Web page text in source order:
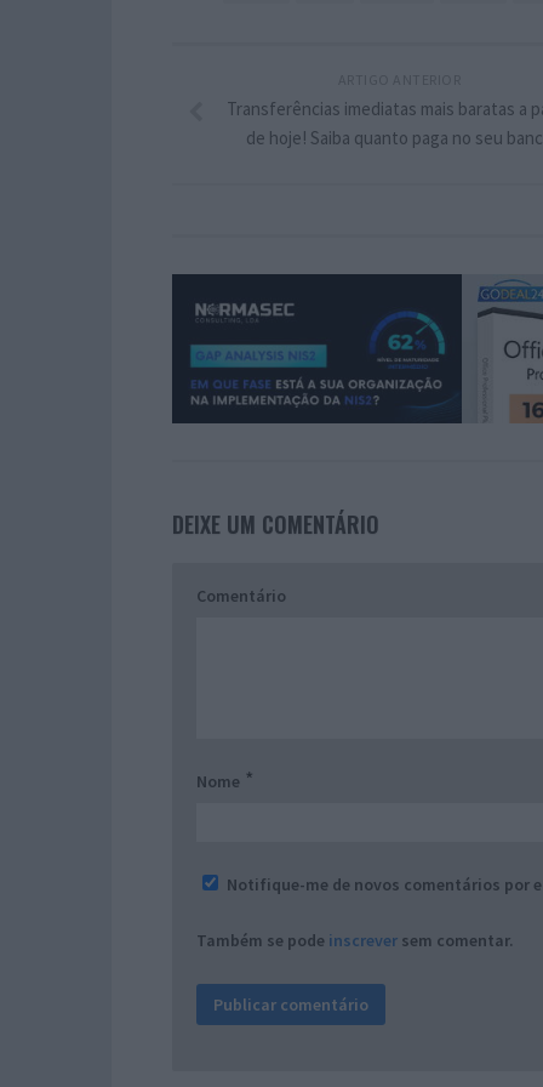
Transferências imediatas mais baratas a
de hoje! Saiba quanto paga no seu
DEIXE UM COMENTÁRIO
Comentário
Nome *
Notifique-me de novos comentários por
Também se pode inscrever sem comentar.